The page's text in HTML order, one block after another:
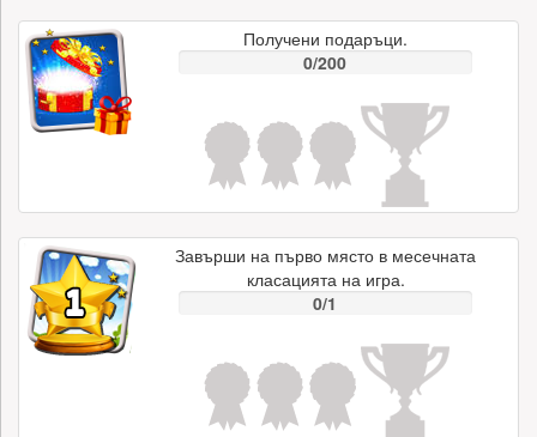
Получени подаръци.
0/200
Завърши на първо място в месечната
класацията на игра.
0/1